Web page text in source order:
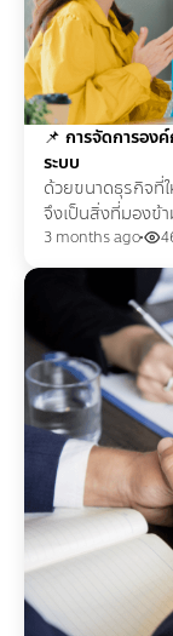
📌 การจัดการองค์กรสำหรับ
ระบบ
ด้วยขนาดธุรกิจที่
จึงเป็นสิ่งที่มองข้า
ระบบ และยังต่อยอ
3 months ago